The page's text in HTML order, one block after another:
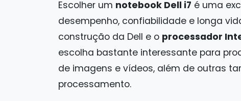
Escolher um notebook Dell i7 é uma
desempenho, confiabilidade e longa
construção da Dell e o processador
escolha bastante interessante para
de imagens e vídeos, além de outras
processamento.